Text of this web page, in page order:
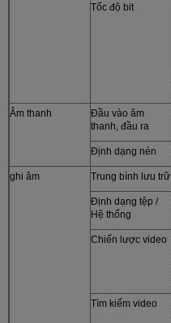
Tốc độ bit
Âm thanh
Đầu vào âm
thanh, đầu ra
Định dạng nén
ghi âm Trung bình lưu trữ
Định dạng tệp /
Hệ thống
Chiến lược video
Tìm kiếm video